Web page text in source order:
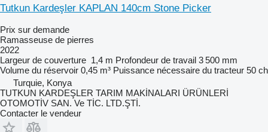
Tutkun Kardeşler KAPLAN 140cm Stone Picker
Prix sur demande
Ramasseuse de pierres
2022
Largeur de couverture 1,4 m Profondeur de travail 3 500 mm
Volume du réservoir 0,45 m³ Puissance nécessaire du tracteur 50 ch
Turquie, Konya
TUTKUN KARDEŞLER TARIM MAKİNALARI ÜRÜNLERİ
OTOMOTİV SAN. Ve TİC. LTD.ŞTİ.
Contacter le vendeur